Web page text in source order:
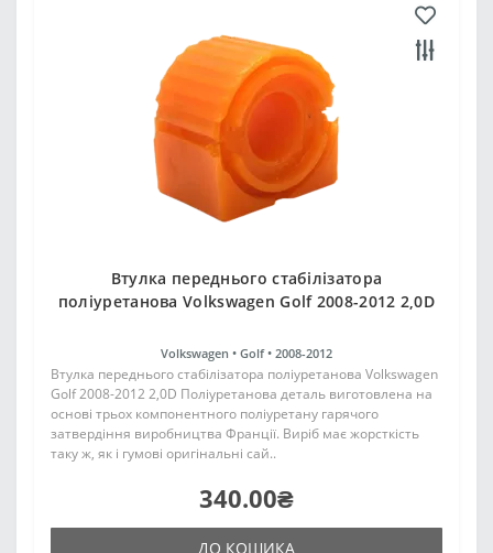
Втулка переднього стабілізатора
поліуретанова Volkswagen Golf 2008-2012 2,0D
Volkswagen • Golf • 2008-2012
Втулка переднього стабілізатора поліуретанова Volkswagen
Golf 2008-2012 2,0D Поліуретанова деталь виготовлена на
основі трьох компонентного поліуретану гарячого
затвердіння виробництва Франції. Виріб має жорсткість
таку ж, як і гумові оригінальні сай..
340.00₴
ДО КОШИКА